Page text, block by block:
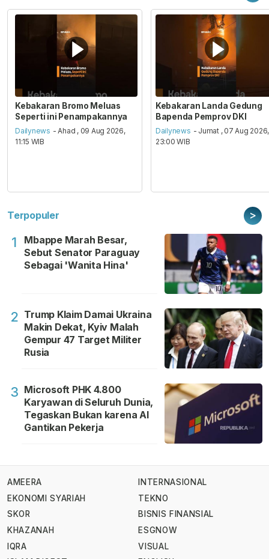
Kebakaran Bromo Meluas
Seperti ini Penampakannya
Dailynews - Ahad , 09 Aug 2026,
11:15 WIB
Kebakaran Landa Gedung
Bapenda Pemprov DKI
Dailynews - Jumat , 07 Aug 2026,
23:00 WIB
Terpopuler >
1
Mbappe Marah Besar,
Sebut Senator Paraguay
Sebagai 'Wanita Hina'
2 Trump Klaim Damai Ukraina
Makin Dekat, Kyiv Malah
Gempur 47 Target Militer
Rusia
3 Microsoft PHK 4.800
Karyawan di Seluruh Dunia,
Tegaskan Bukan karena AI
Gantikan Pekerja
AMEERA
EKONOMI SYARIAH
SKOR
KHAZANAH
IQRA
INTERNASIONAL
TEKNO
BISNIS FINANSIAL
ESGNOW
VISUAL